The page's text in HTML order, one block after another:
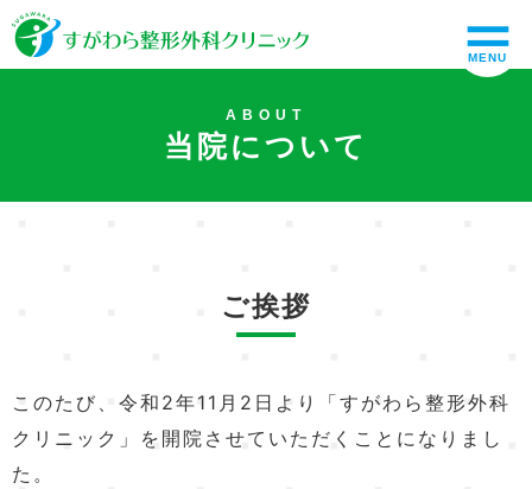
MENU
ABOUT
当院について
ご挨拶
このたび、令和2年11月2日より「すがわら整形外科
クリニック」を開院させていただくことになりまし
た。